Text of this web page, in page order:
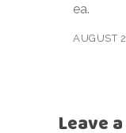
ea.
AUGUST
Leave